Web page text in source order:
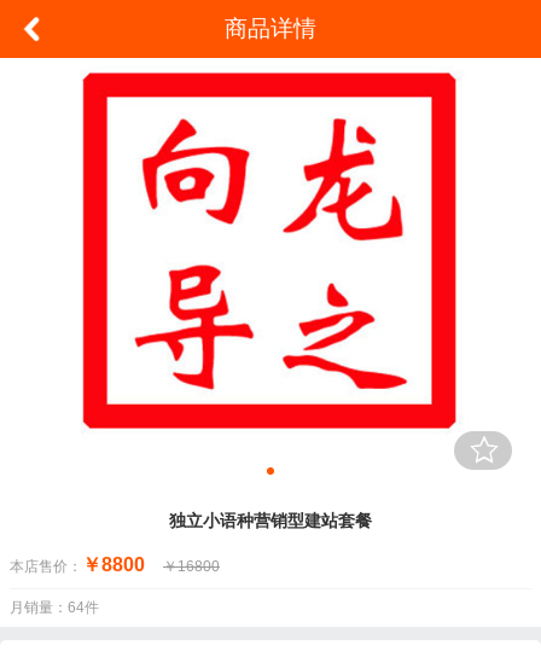
商品详情
独立小语种营销型建站套餐
本店售价： ￥8800 ￥16800
月销量：64件